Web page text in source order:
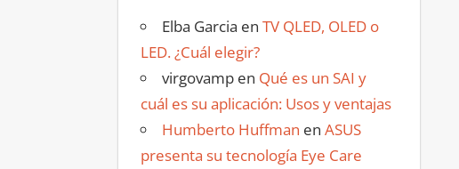
Elba Garcia enTV QLED, OLED o
LED. ¿Cuál elegir?
virgovamp en Qué es un SAI y
cuál es su aplicación: Usos y ventajas
Humberto Huffman enASUS
presenta su tecnología Eye Care